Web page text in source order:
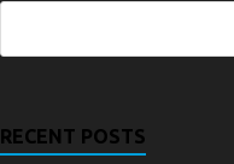
RECENT POSTS